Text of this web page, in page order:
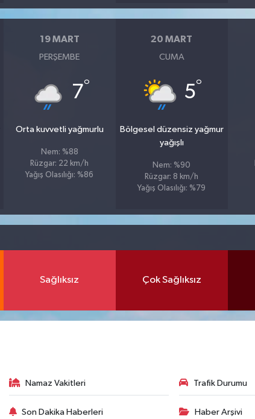
19 MART
PERŞEMBE
7°
Orta kuvvetli yağmurlu
Nem: %88
Rüzgar: 22 km/h
Yağış Olasılığı: %86
20 MART
CUMA
5°
Bölgesel düzensiz yağmur
yağışlı
Nem: %90
Rüzgar: 8 km/h
Yağış Olasılığı: %79
Sağlıksız Çok Sağlıksız
Namaz Vakitleri Trafik Durumu
Son Dakika Haberleri Haber Arşivi